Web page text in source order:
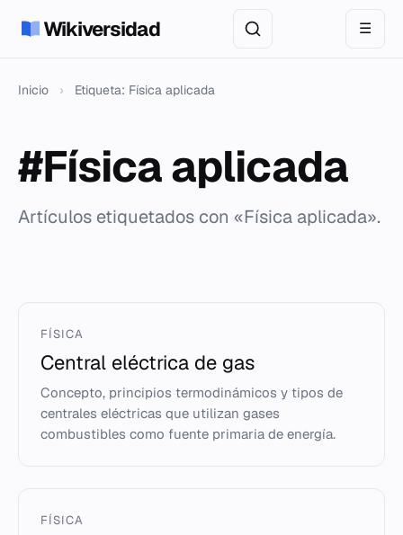
Wikiversidad ☰
Inicio › Etiqueta: Física aplicada
#Física aplicada
Artículos etiquetados con «Física aplicada».
FÍSICA
Central eléctrica de gas
Concepto, principios termodinámicos y tipos de
centrales eléctricas que utilizan gases
combustibles como fuente primaria de energía.
FÍSICA